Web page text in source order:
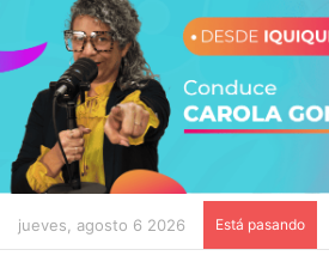
jueves, agosto 6 2026 Está pasando